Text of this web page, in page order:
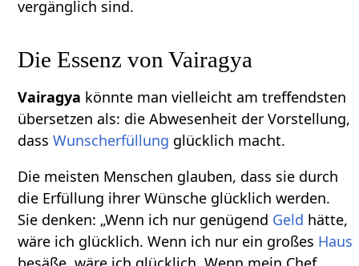
vergänglich sind.
Die Essenz von Vairagya
Vairagya könnte man vielleicht am treffendsten
übersetzen als: die Abwesenheit der Vorstellung,
dassWunscherfüllung glücklich macht.
Die meisten Menschen glauben, dass sie durch
die Erfüllung ihrer Wünsche glücklich werden.
Sie denken: „Wenn ich nur genügend Geld hätte,
wäre ich glücklich. Wenn ich nur ein großes Haus